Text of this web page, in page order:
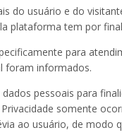
do usuário e do
plataforma tem por
para
foram informados.
pessoais para
somente
ao usuário, de modo